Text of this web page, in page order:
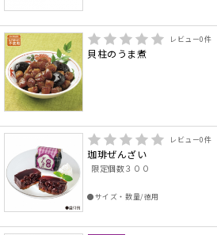
レビュー0件
貝柱のうま煮
レビュー0件
珈琲ぜんざい
限定個数３００
●サイズ・数量/徳用